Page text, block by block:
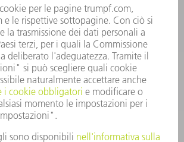
ricambi@trumpf.com
CONTATTO
UTENSILI TRUMPF ITALIA
+39 02 48489482
a venerdì: 08:00 – 18:00
utensili@trumpf.com